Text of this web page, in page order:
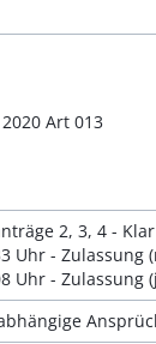
Art 013
2, 3, 4 -
Uhr - Zulassung
Uhr - Zulassung